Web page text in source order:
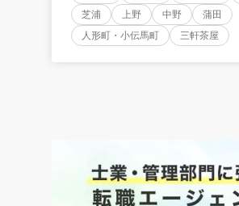
芝浦
上野 中野
蒲田
人形町・小伝馬町
三軒茶屋